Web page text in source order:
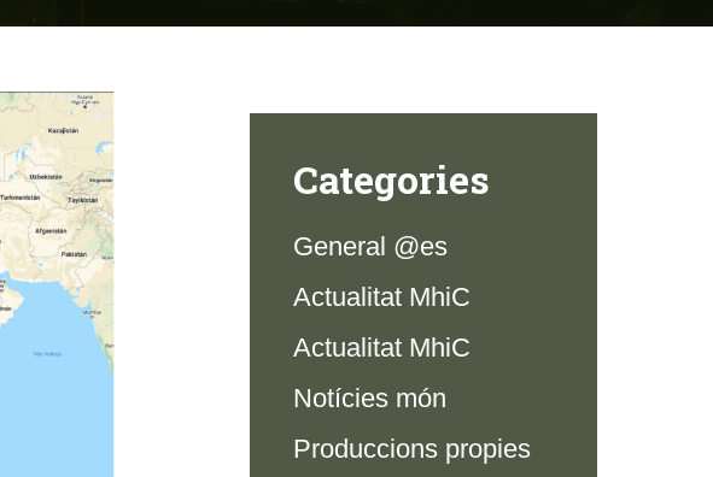
Categories
General @es
Actualitat MhiC
Actualitat MhiC
Notícies món
Produccions propies